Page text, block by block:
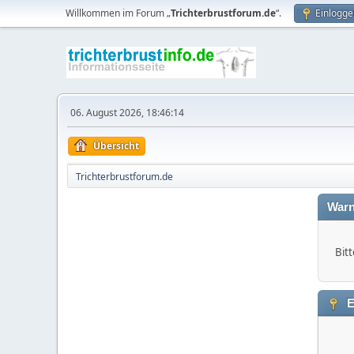
Willkommen im Forum „Trichterbrustforum.de“.
06. August 2026, 18:46:14
Übersicht
Trichterbrustforum.de